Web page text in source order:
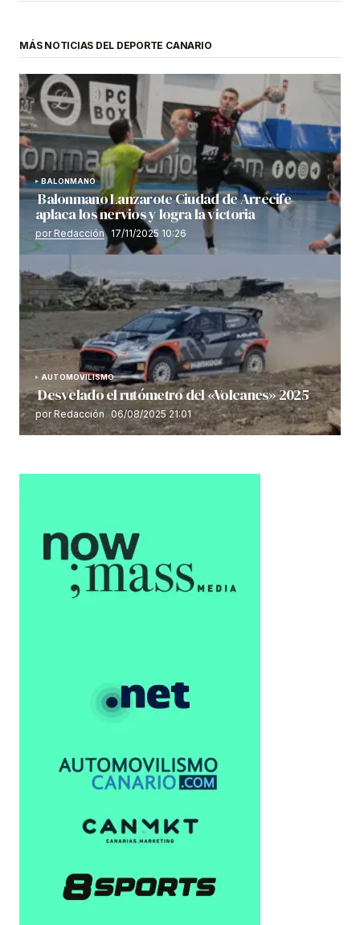
MÁS NOTICIAS DEL DEPORTE CANARIO
BALONMANO
Balonmano Lanzarote Ciudad de Arrecife
aplaca los nervios y logra la victoria
por Redacción 17/11/2025 10:26
AUTOMOVILISMO
Desvelado el rutómetro del «Volcanes» 2025
por Redacción 06/08/2025 21:01